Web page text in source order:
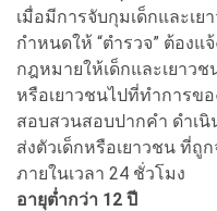
เมื่อมีการจับกุมเด็กและเย
กำหนดให้ “ตำรวจ” ต้อง
กฎหมายให้เด็กและเยาว
หรือเยาวชนไปที่ทำการข
สอบสวนสอบปากคำ ดำเ
ส่งตัวเด็กหรือเยาวชน ที่ถู
ภายในเวลา 24 ชั่วโมง
อายุต่ำกว่า 12 ปี